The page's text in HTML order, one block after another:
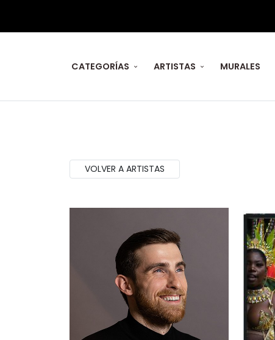
CATEGORÍAS ARTISTAS MURALES
VOLVER A ARTISTAS